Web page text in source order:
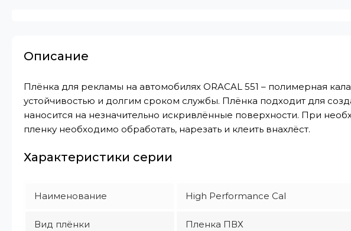
Описание
Плёнка для рекламы на автомобилях ORACAL 551 – полимерная
устойчивостью и долгим сроком службы. Плёнка подходит для
наносится на незначительно искривлённые поверхности. При
пленку необходимо обработать, нарезать и клеить внахлёст.
Характеристики серии
Наименование High Performance Cal
Вид плёнки Пленка ПВХ